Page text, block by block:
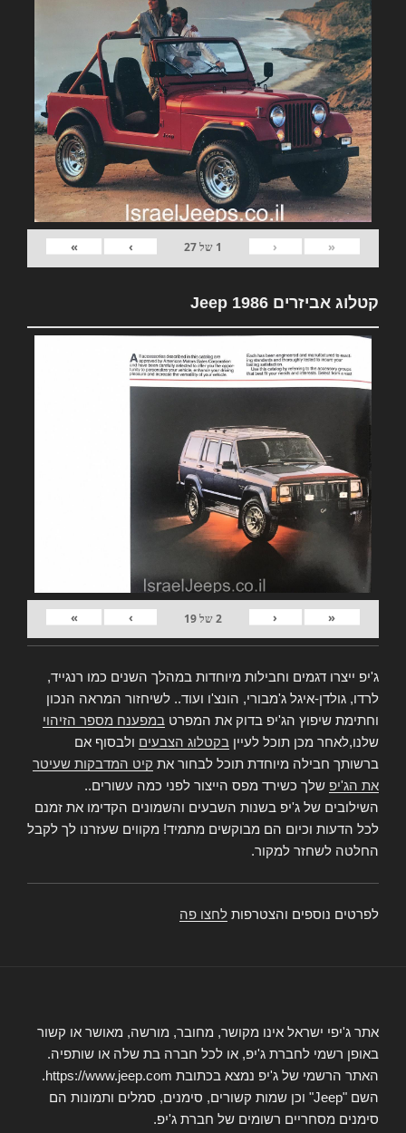
«
‹
1 של27
›
»
קטלוג אביזרים Jeep 1986
«
‹
2של19
›
»
ג'יפ ייצרו דגמים וחבילות מיוחדות במהלך השנים כמו רנגייד,
לרדו, גולדן-איגל ג'מבורי, הונצ'ו ועוד.. לשיחזור המראה הנכון
וחתימת שיפוץ הג'יפ בדוק את המפרט במפענח מספר הזיהוי
שלנו,לאחר מכן תוכל לעיין בקטלוג הצבעים ולבסוף אם
ברשותך חבילה מיוחדת תוכל לבחור את קיט המדבקות שעיטר
את הג'יפ שלך כשירד מפס הייצור לפני כמה עשורים..
השילובים של ג'יפ בשנות השבעים והשמונים הקדימו את זמנם
לכל הדעות וכיום הם מבוקשים מתמיד! מקווים שעזרנו לך לקבל
החלטה לשחזר למקור.
לפרטים נוספים והצטרפות לחצו פה
אתר ג'יפי ישראל אינו מקושר, מחובר, מורשה, מאושר או קשור
באופן רשמי לחברת ג'יפ, או לכל חברה בת שלה או שותפיה.
האתר הרשמי של ג'יפ נמצא בכתובת https://www.jeep.com.
השם "Jeep" וכן שמות קשורים, סימנים, סמלים ותמונות הם
סימנים מסחריים רשומים של חברת ג'יפ.